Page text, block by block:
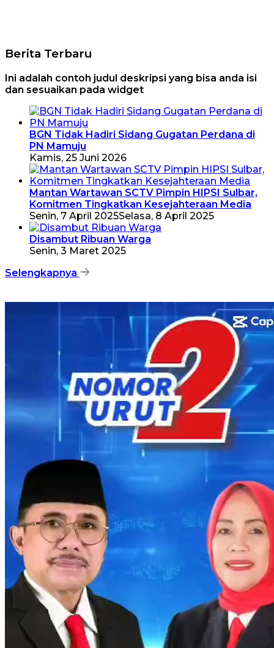
Berita Terbaru
Ini adalah contoh judul deskripsi yang bisa anda isi
dan sesuaikan pada widget
BGN Tidak Hadiri Sidang Gugatan Perdana di
PN Mamuju
Kamis, 25 Juni 2026
Mantan Wartawan SCTV Pimpin HIPSI Sulbar,
Komitmen Tingkatkan Kesejahteraan Media
Senin, 7 April 2025Selasa, 8 April 2025
Disambut Ribuan Warga
Senin, 3 Maret 2025
Selengkapnya